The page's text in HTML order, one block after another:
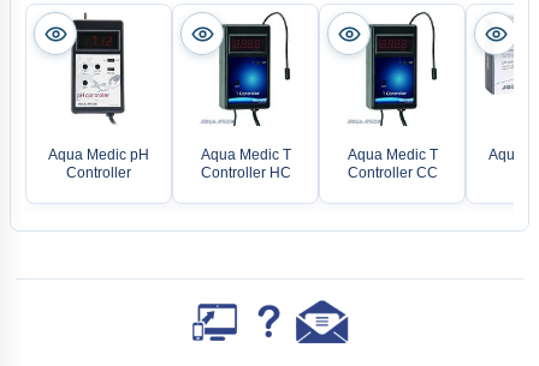
Aqua Medic pH
Controller
Aqua Medic T
Controller HC
Aqua Medic T
Controller CC
Aqua